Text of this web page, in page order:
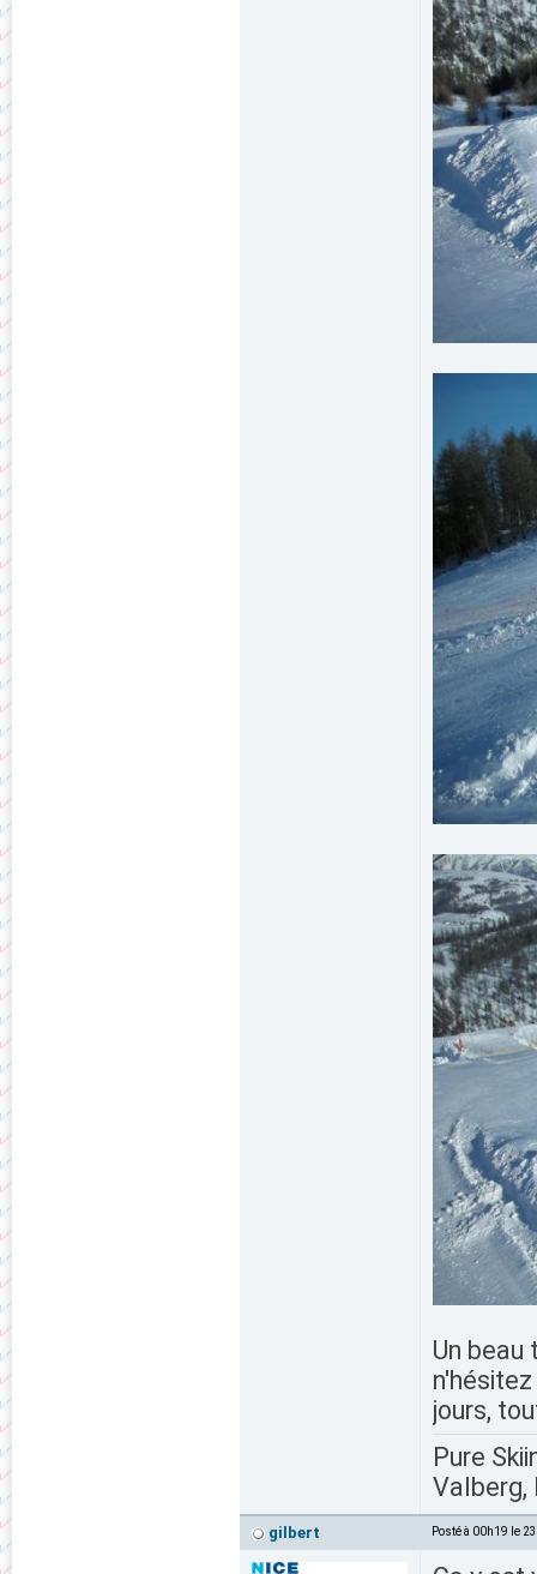
Un beau
jours,
Pure
Valberg,
gilbert Posté à 00h19 le